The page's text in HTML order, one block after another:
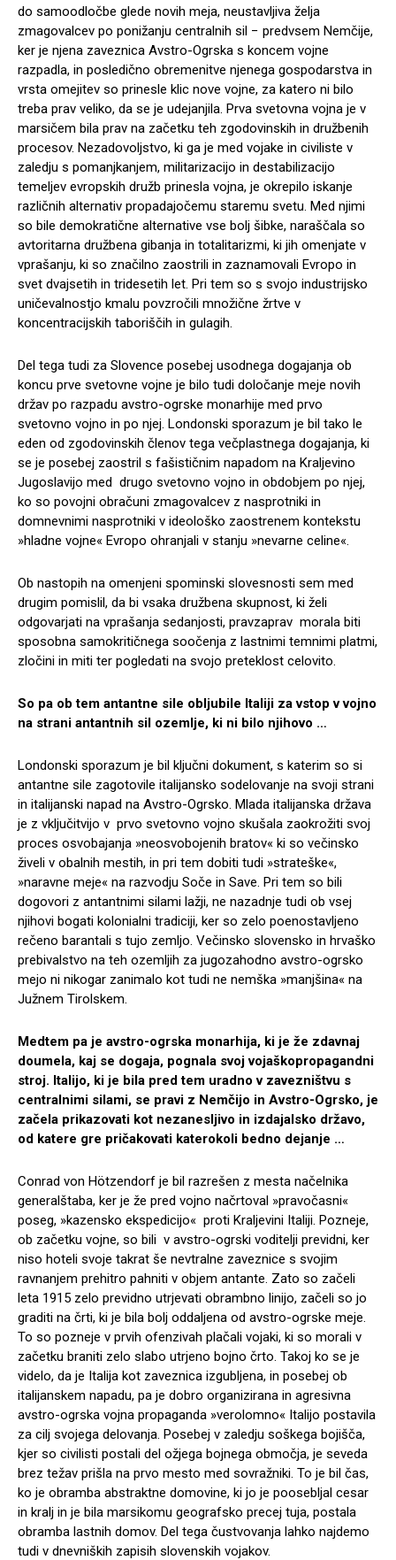
do samoodločbe glede novih meja, neustavljiva želja
zmagovalcev po ponižanju centralnih sil − predvsem Nemčije,
ker je njena zaveznica Avstro-Ogrska s koncem vojne
razpadla, in posledično obremenitve njenega gospodarstva in
vrsta omejitev so prinesle klic nove vojne, za katero ni bilo
treba prav veliko, da se je udejanjila. Prva svetovna vojna je v
marsičem bila prav na začetku teh zgodovinskih in družbenih
procesov. Nezadovoljstvo, ki ga je med vojake in civiliste v
zaledju s pomanjkanjem, militarizacijo in destabilizacijo
temeljev evropskih družb prinesla vojna, je okrepilo iskanje
različnih alternativ propadajočemu staremu svetu. Med njimi
so bile demokratične alternative vse bolj šibke, naraščala so
avtoritarna družbena gibanja in totalitarizmi, ki jih omenjate v
vprašanju, ki so značilno zaostrili in zaznamovali Evropo in
svet dvajsetih in tridesetih let. Pri tem so s svojo industrijsko
uničevalnostjo kmalu povzročili množične žrtve v
koncentracijskih taboriščih in gulagih.
Del tega tudi za Slovence posebej usodnega dogajanja ob
koncu prve svetovne vojne je bilo tudi določanje meje novih
držav po razpadu avstro-ogrske monarhije med prvo
svetovno vojno in po njej. Londonski sporazum je bil tako le
eden od zgodovinskih členov tega večplastnega dogajanja, ki
se je posebej zaostril s fašističnim napadom na Kraljevino
Jugoslavijo med drugo svetovno vojno in obdobjem po njej,
ko so povojni obračuni zmagovalcev z nasprotniki in
domnevnimi nasprotniki v ideološko zaostrenem kontekstu
»hladne vojne« Evropo ohranjali v stanju »nevarne celine«.
Ob nastopih na omenjeni spominski slovesnosti sem med
drugim pomislil, da bi vsaka družbena skupnost, ki želi
odgovarjati na vprašanja sedanjosti, pravzaprav morala biti
sposobna samokritičnega soočenja z lastnimi temnimi platmi,
zločini in miti ter pogledati na svojo preteklost celovito.
So pa ob tem antantne sile obljubile Italiji za vstop v vojno
na strani antantnih sil ozemlje, ki ni bilo njihovo …
Londonski sporazum je bil ključni dokument, s katerim so si
antantne sile zagotovile italijansko sodelovanje na svoji strani
in italijanski napad na Avstro-Ogrsko. Mlada italijanska država
je z vključitvijo v prvo svetovno vojno skušala zaokrožiti svoj
proces osvobajanja »neosvobojenih bratov« ki so večinsko
živeli v obalnih mestih, in pri tem dobiti tudi »strateške«,
»naravne meje« na razvodju Soče in Save. Pri tem so bili
dogovori z antantnimi silami lažji, ne nazadnje tudi ob vsej
njihovi bogati kolonialni tradiciji, ker so zelo poenostavljeno
rečeno barantali s tujo zemljo. Večinsko slovensko in hrvaško
prebivalstvo na teh ozemljih za jugozahodno avstro-ogrsko
mejo ni nikogar zanimalo kot tudi ne nemška »manjšina« na
Južnem Tirolskem.
Medtem pa je avstro-ogrska monarhija, ki je že zdavnaj
doumela, kaj se dogaja, pognala svoj vojaškopropagandni
stroj. Italijo, ki je bila pred tem uradno v zavezništvu s
centralnimi silami, se pravi z Nemčijo in Avstro-Ogrsko, je
začela prikazovati kot nezanesljivo in izdajalsko državo,
od katere gre pričakovati katerokoli bedno dejanje …
Conrad von Hötzendorf je bil razrešen z mesta načelnika
generalštaba, ker je že pred vojno načrtoval »pravočasni«
poseg, »kazensko ekspedicijo« proti Kraljevini Italiji. Pozneje,
ob začetku vojne, so bili v avstro-ogrski voditelji previdni, ker
niso hoteli svoje takrat še nevtralne zaveznice s svojim
ravnanjem prehitro pahniti v objem antante. Zato so začeli
leta 1915 zelo previdno utrjevati obrambno linijo, začeli so jo
graditi na črti, ki je bila bolj oddaljena od avstro-ogrske meje.
To so pozneje v prvih ofenzivah plačali vojaki, ki so morali v
začetku braniti zelo slabo utrjeno bojno črto. Takoj ko se je
videlo, da je Italija kot zaveznica izgubljena, in posebej ob
italijanskem napadu, pa je dobro organizirana in agresivna
avstro-ogrska vojna propaganda »verolomno« Italijo postavila
za cilj svojega delovanja. Posebej v zaledju soškega bojišča,
kjer so civilisti postali del ožjega bojnega območja, je seveda
brez težav prišla na prvo mesto med sovražniki. To je bil čas,
ko je obramba abstraktne domovine, ki jo je poosebljal cesar
in kralj in je bila marsikomu geografsko precej tuja, postala
obramba lastnih domov. Del tega čustvovanja lahko najdemo
tudi v dnevniških zapisih slovenskih vojakov.